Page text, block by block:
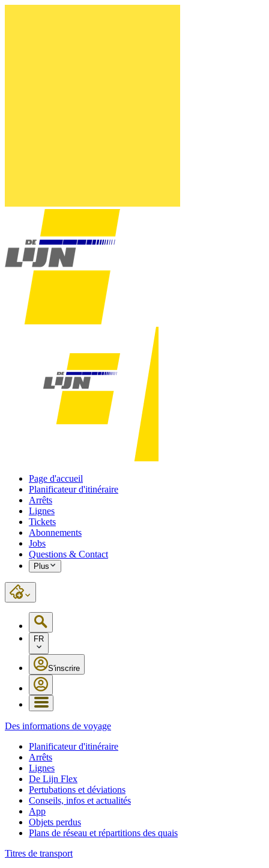
Page d'accueil
Planificateur d'itinéraire
Arrêts
Lignes
Tickets
Abonnements
Jobs
Questions & Contact
Plus
FR
S'inscrire
Des informations de voyage
Planificateur d'itinéraire
Arrêts
Lignes
De Lijn Flex
Pertubations et déviations
Conseils, infos et actualités
App
Objets perdus
Plans de réseau et répartitions des quais
Titres de transport